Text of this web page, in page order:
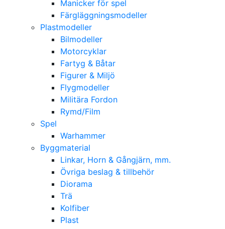
Manicker för spel
Färgläggningsmodeller
Plastmodeller
Bilmodeller
Motorcyklar
Fartyg & Båtar
Figurer & Miljö
Flygmodeller
Militära Fordon
Rymd/Film
Spel
Warhammer
Byggmaterial
Linkar, Horn & Gångjärn, mm.
Övriga beslag & tillbehör
Diorama
Trä
Kolfiber
Plast